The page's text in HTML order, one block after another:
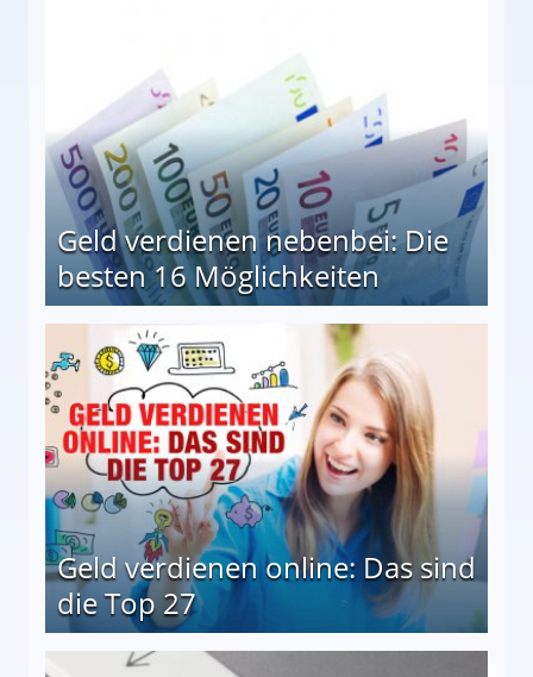
Geld verdienen nebenbei: Die
besten 16 Möglichkeiten
Geld verdienen online: Das sind
die Top 27